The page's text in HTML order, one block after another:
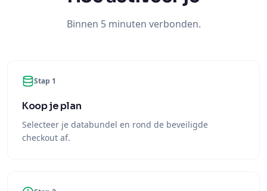
Binnen 5 minuten verbonden.
Stap 1
Koop je plan
Selecteer je databundel en rond de beveiligde
checkout af.